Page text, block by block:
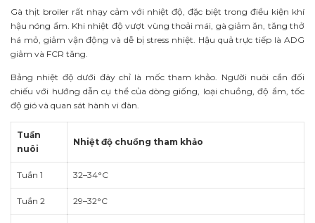
Gà thịt broiler rất nhạy cảm với nhiệt độ, đặc biệt trong điều kiện khí
hậu nóng ẩm. Khi nhiệt độ vượt vùng thoải mái, gà giảm ăn, tăng thở
há mỏ, giảm vận động và dễ bị stress nhiệt. Hậu quả trực tiếp là ADG
giảm và FCR tăng.
Bảng nhiệt độ dưới đây chỉ là mốc tham khảo. Người nuôi cần đối
chiếu với hướng dẫn cụ thể của dòng giống, loại chuồng, độ ẩm, tốc
độ gió và quan sát hành vi đàn.
Tuần
nuôi
Nhiệt độ chuồng tham khảo
Tuần 1 32–34°C
Tuần 2 29–32°C